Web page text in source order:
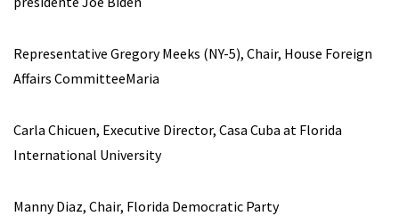
Representative Gregory Meeks (NY-5), Chair, House Foreign
Affairs CommitteeMaria
Carla Chicuen, Executive Director, Casa Cuba at Florida
International University
Manny Diaz, Chair, Florida Democratic Party